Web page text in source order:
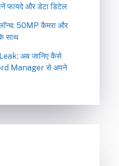
फायदे और डेटा डिटेल
50MP कैमरा और
साथ
अब जानिए कैसे
Manager से अपने